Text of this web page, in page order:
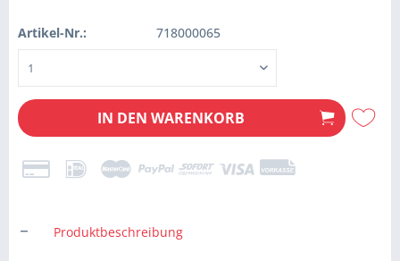
Artikel-Nr.: 718000065
IN DEN WARENKORB
Produktbeschreibung